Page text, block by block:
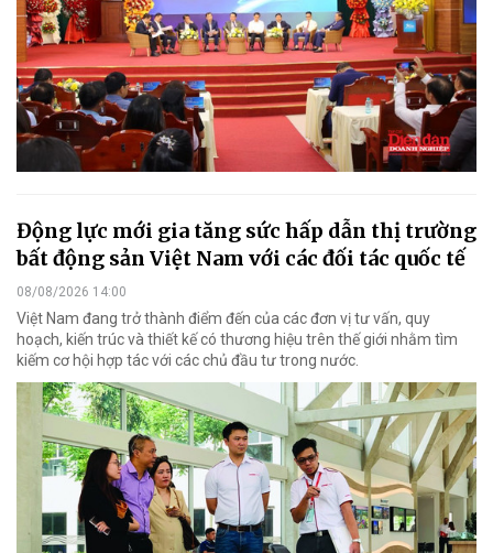
Động lực mới gia tăng sức hấp dẫn thị trường
bất động sản Việt Nam với các đối tác quốc tế
08/08/2026 14:00
Việt Nam đang trở thành điểm đến của các đơn vị tư vấn, quy
hoạch, kiến trúc và thiết kế có thương hiệu trên thế giới nhằm tìm
kiếm cơ hội hợp tác với các chủ đầu tư trong nước.